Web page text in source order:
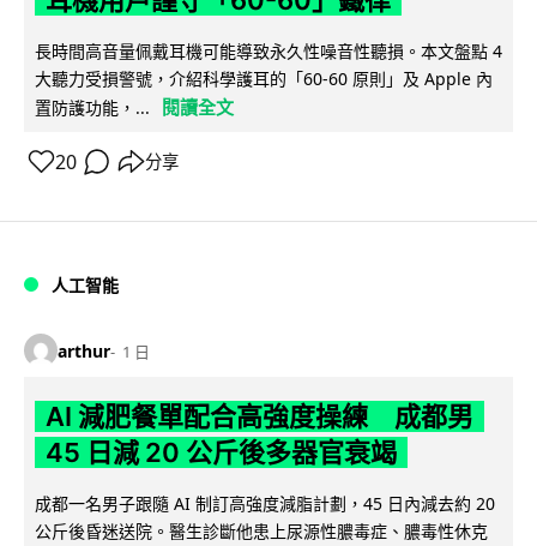
長時間高音量佩戴耳機可能導致永久性噪音性聽損。本文盤點 4
大聽力受損警號，介紹科學護耳的「60-60 原則」及 Apple 內
置防護功能，...
閱讀全文
20 分享
人工智能
arthur 1 日
AI 減肥餐單配合高強度操練 成都男
45 日減 20 公斤後多器官衰竭
成都一名男子跟隨 AI 制訂高強度減脂計劃，45 日內減去約 20
公斤後昏迷送院。醫生診斷他患上尿源性膿毒症、膿毒性休克